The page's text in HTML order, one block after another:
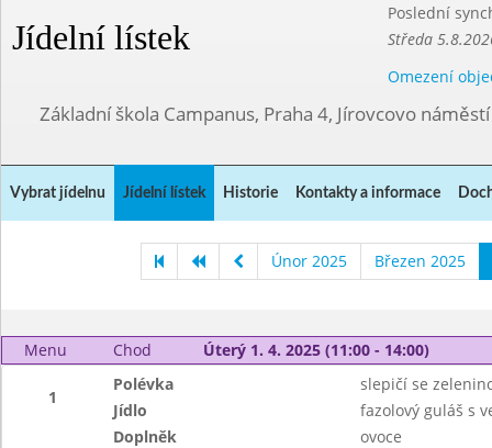
Jídelní lístek
Poslední
Středa
Omezení
Základní škola Campanus, Praha 4, Jírovcovo
Vybrat jídelnu Jídelní lístek Historie Kontakty a informace
Únor 2025 Březen 2025
Menu Chod Úterý 1. 4. 2025 (11:00 - 14:00)
1
Polévka
slepičí se
Jídlo
fazolový guláš s
Doplněk
ovoce